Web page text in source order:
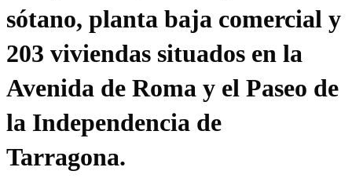
sótano, planta baja comercial y
203 viviendas situados en la
Avenida de Roma y el Paseo de
la Independencia de
Tarragona.